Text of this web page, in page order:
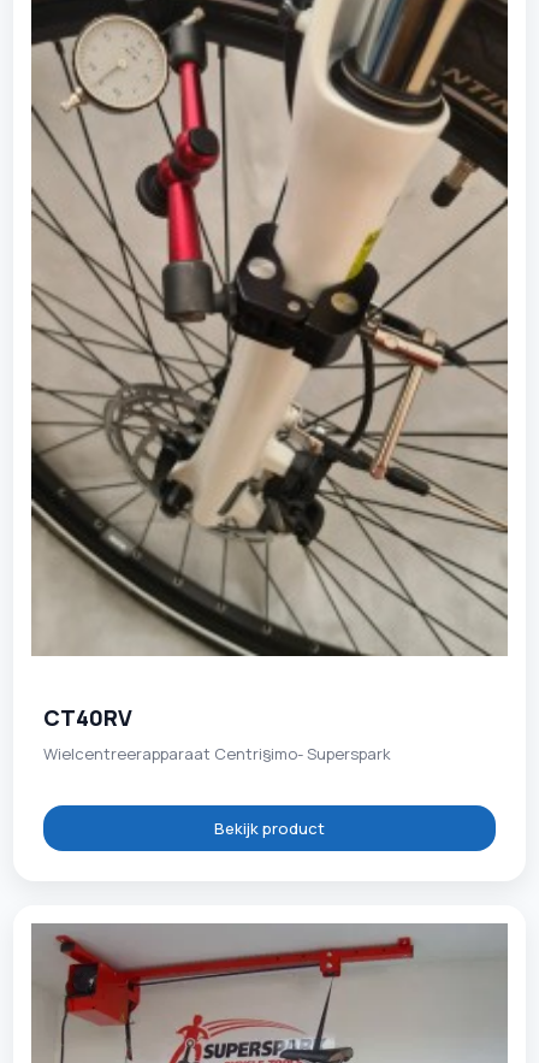
CT40RV
Wielcentreerapparaat Centri§imo- Superspark
Bekijk product